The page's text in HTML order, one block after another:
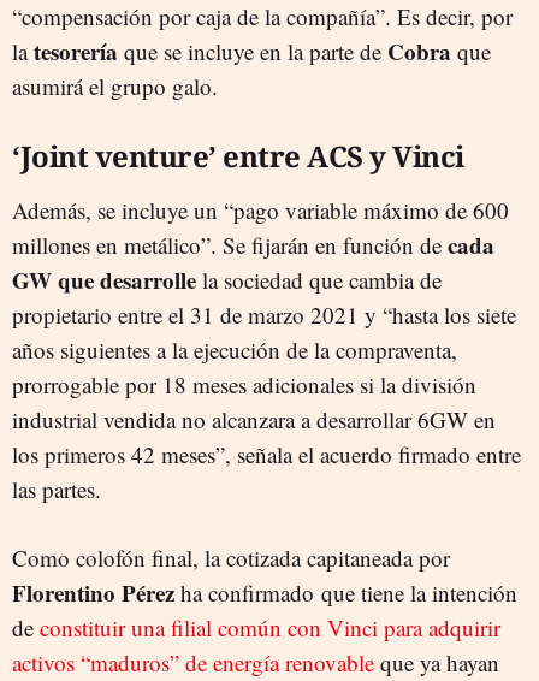
“compensación por caja de la compañía”. Es decir, por
latesorería que se incluye en la parte de Cobra que
asumirá el grupo galo.
‘Joint venture’ entre ACS y Vinci
Además, se incluye un “pago variable máximo de 600
millones en metálico”. Se fijarán en función de cada
GW que desarrolle la sociedad que cambia de
propietario entre el 31 de marzo 2021 y “hasta los siete
años siguientes a la ejecución de la compraventa,
prorrogable por 18 meses adicionales si la división
industrial vendida no alcanzara a desarrollar 6GW en
los primeros 42 meses”, señala el acuerdo firmado entre
las partes.
Como colofón final, la cotizada capitaneada por
Florentino Pérez ha confirmado que tiene la intención
de constituir una filial común con Vinci para adquirir
activos “maduros” de energía renovable que ya hayan